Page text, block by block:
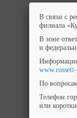
В связи с
филиала
В зоне
и
По
Телефон
или